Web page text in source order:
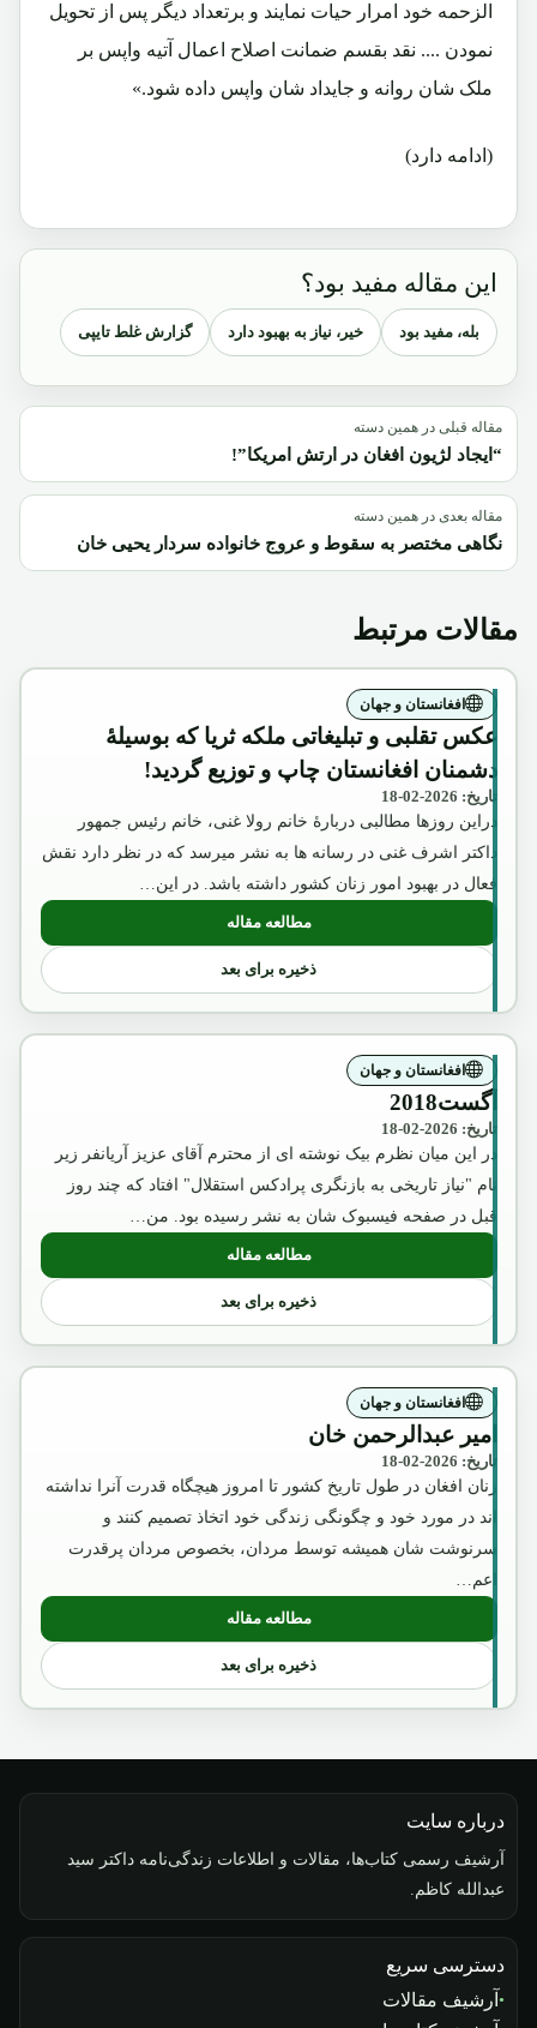
الزحمه خود امرار حیات نمایند و برتعداد دیگر پس از تحویل
نمودن .... نقد بقسم ضمانت اصلاح اعمال آتیه واپس بر
ملک شان روانه و جایداد شان واپس داده شود.»
(ادامه دارد)
این مقاله مفید بود؟
بله، مفید بود خیر، نیاز به بهبود دارد گزارش غلط تایپی
مقاله قبلی در همین دسته
“ایجاد لژیون افغان در ارتش امریکا”!
مقاله بعدی در همین دسته
نگاهی مختصر به سقوط و عروج خانواده سردار یحیی خان
مقالات مرتبط
افغانستان و جهان
عکس تقلبی و تبلیغاتی ملکه ثریا که بوسیلۀ
دشمنان افغانستان چاپ و توزیع گردید!
تاریخ: 2026-02-18
دراین روزها مطالبی دربارۀ خانم رولا غنی، خانم رئیس جمهور
داکتر اشرف غنی در رسانه ها به نشر میرسد که در نظر دارد نقش
فعال در بهبود امور زنان کشور داشته باشد. در این…
مطالعه مقاله: عکس تقلبی و تبلیغاتی ملکه ثریا که
ذخیره برای بعد
افغانستان و جهان
آگست2018
تاریخ: 2026-02-18
در این میان نظرم بیک نوشته ای از محترم آقای عزیز آریانفر زیر
نام "نیاز تاریخی به بازنگری پرادکس استقلال" افتاد که چند روز
قبل در صفحه فیسبوک شان به نشر رسیده بود. من…
مطالعه مقاله
: آگست2018
ذخیره برای بعد
افغانستان و جهان
امیر عبدالرحمن خان
تاریخ: 2026-02-18
زنان افغان در طول تاریخ کشور تا امروز هیچگاه قدرت آنرا نداشته
اند در مورد خود و چگونگی زندگی خود اتخاذ تصمیم کنند و
سرنوشت شان همیشه توسط مردان، بخصوص مردان پرقدرت
اعم…
مطالعه مقاله: امیر عبدالرحمن خان
ذخیره برای بعد
درباره سایت
آرشیف رسمی کتاب‌ها، مقالات و اطلاعات زندگی‌نامه داکتر سید
عبدالله کاظم.
دسترسی سریع
آرشیف مقالات